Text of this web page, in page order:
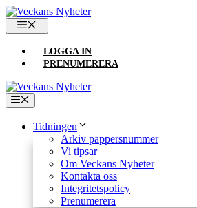
Hoppa
till
innehåll
LOGGA IN
PRENUMERERA
Meny
Tidningen
Arkiv pappersnummer
Vi tipsar
Om Veckans Nyheter
Kontakta oss
Integritetspolicy
Prenumerera